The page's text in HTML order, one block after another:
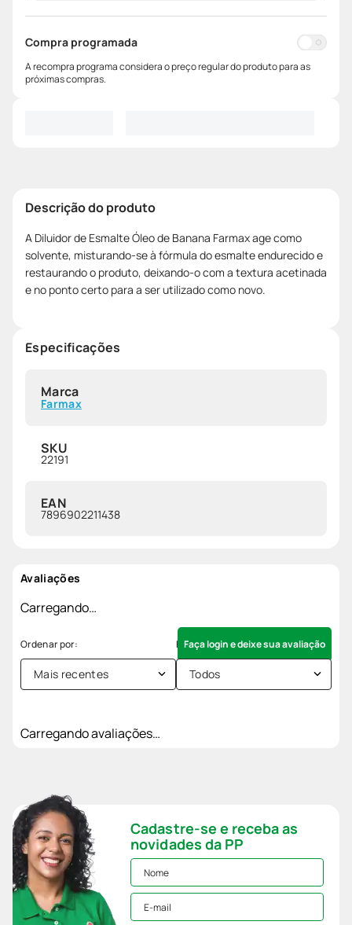
Compra programada
A recompra programa considera o preço regular do produto para as
próximas compras.
Descrição do produto
A Diluidor de Esmalte Óleo de Banana Farmax age como
solvente, misturando-se à fórmula do esmalte endurecido e
restaurando o produto, deixando-o com a textura acetinada
e no ponto certo para a ser utilizado como novo.
Especificações
Marca
Farmax
SKU
22191
EAN
7896902211438
Avaliações
Carregando…
Faça login e deixe sua avaliação
Mais recentes Todos
Carregando avaliações…
Cadastre-se e receba as
novidades da PP